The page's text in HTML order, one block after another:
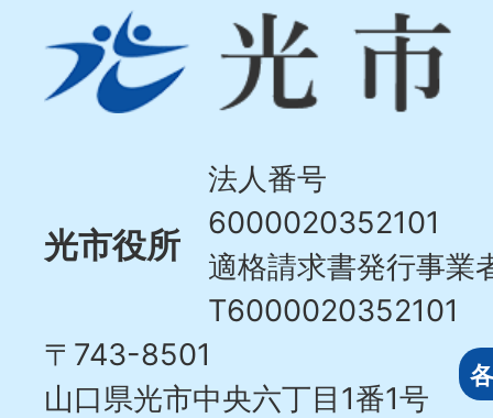
市
Hikari
光市役所
法人番号
6000020352101
適格請求書発行事業
T6000020352101
〒743-8501
山口県光市中央六丁目1番1号